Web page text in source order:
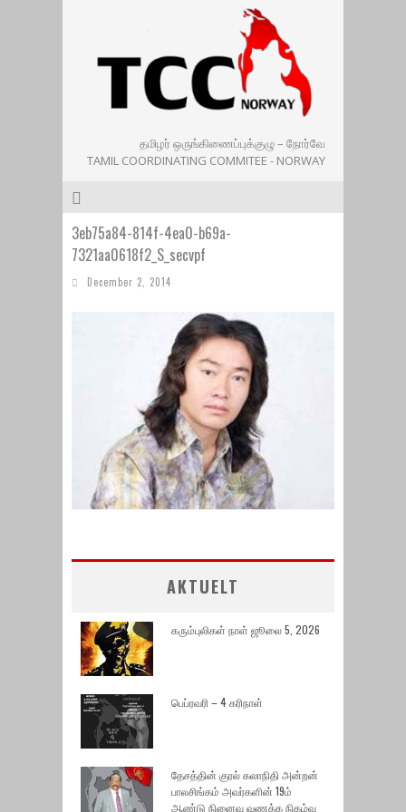
தமிழர் ஒருங்கிணைப்புக்குழு – நோர்வே
TAMIL COORDINATING COMMITEE - NORWAY
3eb75a84-814f-4ea0-b69a-
7321aa0618f2_S_secvpf
December 2, 2014
AKTUELT
கரும்புலிகள் நாள் ஜூலை 5, 2026
பெப்ரவரி – 4 கரிநாள்
தேசத்தின் குரல் கலாநிதி அன்றன்
பாலசிங்கம் அவர்களின் 19ம்
ஆண்டு நினைவு வணக்க நிகழ்வு